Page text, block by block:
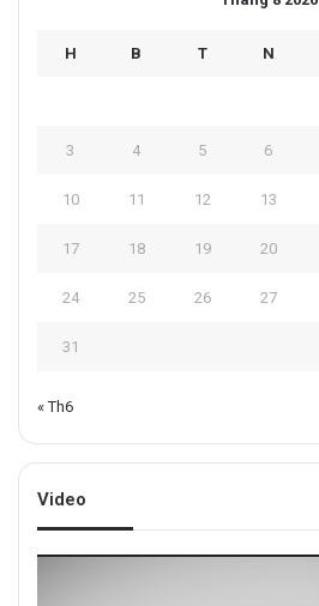
H B T N
3 4 5 6
10 11 12 13
17 18 19 20
24 25 26 27
31
« Th6
Video